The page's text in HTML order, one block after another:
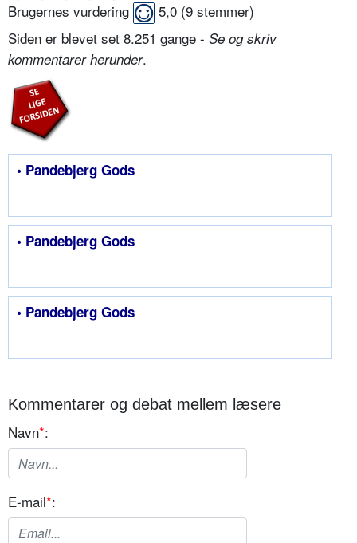
Brugernes vurdering 5,0 (9 stemmer)
Siden er blevet set 8.251 gange - Se og skriv
kommentarer herunder.
• Pandebjerg Gods
• Pandebjerg Gods
• Pandebjerg Gods
Kommentarer og debat mellem læsere
Navn*:
E-mail*: